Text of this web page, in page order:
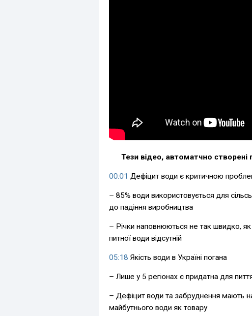
Тези відео, автоматчно
00:01 Дефіцит води є критичною
– 85% води використовується для
до падіння виробництва
– Річки наповнюються не так швидко,
питної води відсутній
05:18 Якість води в Україні погана
– Лише у 5 регіонах є придатна для
– Дефіцит води та забруднення мають
майбутнього води як товару